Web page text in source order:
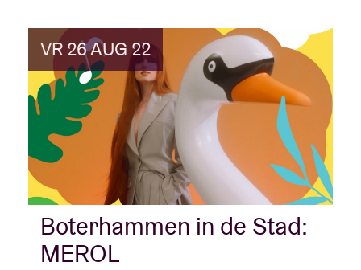
VR 26 AUG 22
Boterhammen in de Stad:
MEROL